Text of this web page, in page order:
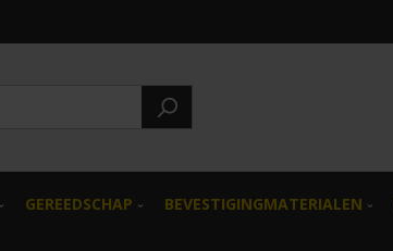
GEREEDSCHAP BEVESTIGINGMATERIALEN